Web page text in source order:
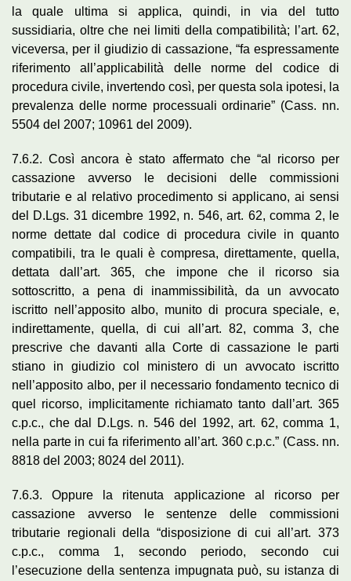
la quale ultima si applica, quindi, in via del tutto
sussidiaria, oltre che nei limiti della compatibilità; l’art. 62,
viceversa, per il giudizio di cassazione, “fa espressamente
riferimento all’applicabilità delle norme del codice di
procedura civile, invertendo così, per questa sola ipotesi, la
prevalenza delle norme processuali ordinarie” (Cass. nn.
5504 del 2007; 10961 del 2009).
7.6.2. Così ancora è stato affermato che “al ricorso per
cassazione avverso le decisioni delle commissioni
tributarie e al relativo procedimento si applicano, ai sensi
del D.Lgs. 31 dicembre 1992, n. 546, art. 62, comma 2, le
norme dettate dal codice di procedura civile in quanto
compatibili, tra le quali è compresa, direttamente, quella,
dettata dall’art. 365, che impone che il ricorso sia
sottoscritto, a pena di inammissibilità, da un avvocato
iscritto nell’apposito albo, munito di procura speciale, e,
indirettamente, quella, di cui all’art. 82, comma 3, che
prescrive che davanti alla Corte di cassazione le parti
stiano in giudizio col ministero di un avvocato iscritto
nell’apposito albo, per il necessario fondamento tecnico di
quel ricorso, implicitamente richiamato tanto dall’art. 365
c.p.c., che dal D.Lgs. n. 546 del 1992, art. 62, comma 1,
nella parte in cui fa riferimento all’art. 360 c.p.c.” (Cass. nn.
8818 del 2003; 8024 del 2011).
7.6.3. Oppure la ritenuta applicazione al ricorso per
cassazione avverso le sentenze delle commissioni
tributarie regionali della “disposizione di cui all’art. 373
c.p.c., comma 1, secondo periodo, secondo cui
l’esecuzione della sentenza impugnata può, su istanza di